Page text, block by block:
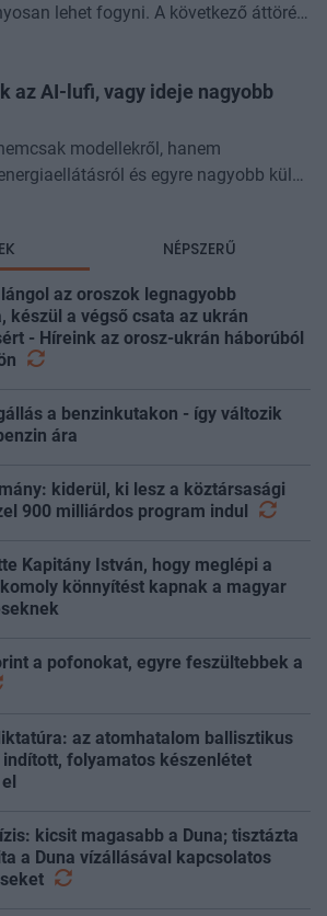
lehet fogyni. A következő áttörés
az AI-lufi, vagy ideje nagyobb
modellekről, hanem
és egyre nagyobb külső
NÉPSZERŰ
az oroszok legnagyobb
készül a végső csata az ukrán
- Híreink az orosz-ukrán háborúból
a benzinkutakon - így változik
ára
kiderül, ki lesz a köztársasági
900 milliárdos program indul
Kapitány István, hogy meglépi a
könnyítést kapnak a magyar
a pofonokat, egyre feszültebbek a
az atomhatalom ballisztikus
folyamatos készenlétet
kicsit magasabb a Duna; tisztázta
a Duna vízállásával kapcsolatos